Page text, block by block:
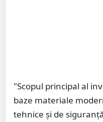
"Scopul principal al
baze materiale
tehnice și de